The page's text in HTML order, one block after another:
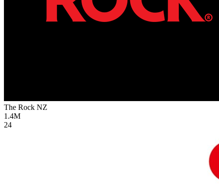
The Rock NZ
1.4M
24